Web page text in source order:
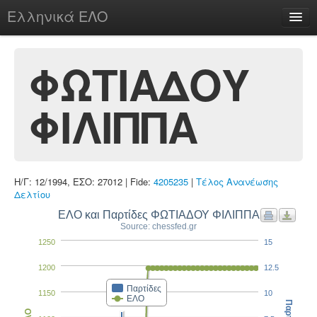
Ελληνικά ΕΛΟ
chesstu.be @ discord
Login
ΦΩΤΙΑΔΟΥ
ΦΙΛΙΠΠΑ
Η/Γ: 12/1994, ΕΣΟ: 27012 | Fide: 4205235 | Τέλος Ανανέωσης
Δελτίου
ΕΛΟ και Παρτίδες ΦΩΤΙΑΔΟΥ ΦΙΛΙΠΠΑ
Source: chessfed.gr
Παρτίδες
ΕΛΟ
1150
1200
1250
10
12.5
15